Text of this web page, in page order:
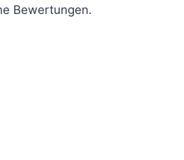
Bewertungen.